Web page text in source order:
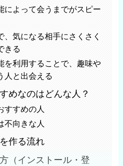
によって会うまでがスピー
、気になる相手にさくさく
きる
を利用することで、趣味や
人と出会える
めなのはどんな人？
すすめの人
不向きな人
作る流れ
（インストール・登